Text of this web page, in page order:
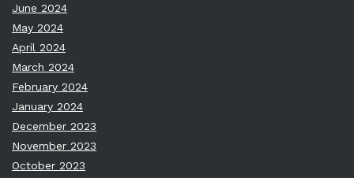
June 2024
May 2024
April 2024
March 2024
February 2024
January 2024
December 2023
November 2023
October 2023